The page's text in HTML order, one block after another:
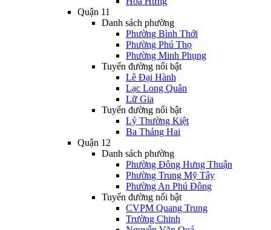
Quận 11
Danh sách phường
Phường Bình Thới
Phường Phú Thọ
Phường Minh Phụng
Tuyến đường nổi bật
Lê Đại Hành
Lạc Long Quân
Lữ Gia
Tuyến đường nổi bật
Lý Thường Kiệt
Ba Tháng Hai
Quận 12
Danh sách phường
Phường Đông Hưng Thuận
Phường Trung Mỹ Tây
Phường An Phú Đông
Tuyến đường nổi bật
CVPM Quang Trung
Trường Chinh